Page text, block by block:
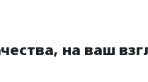
на ваш